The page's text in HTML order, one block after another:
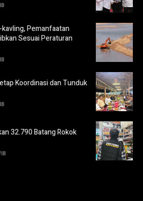
Pemanfaatan
Sesuai Peraturan
Koordinasi dan Tunduk
32.790 Batang Rokok